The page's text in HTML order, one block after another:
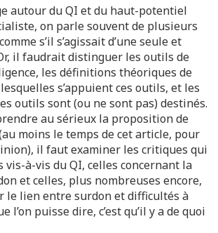
autour du QI et du haut-potentiel
on parle souvent de plusieurs
s’il s’agissait d’une seule et
il faudrait distinguer les outils de
les définitions théoriques de
s’appuient ces outils, et les
outils sont (ou ne sont pas) destinés.
au sérieux la proposition de
moins le temps de cet article, pour
il faut examiner les critiques qui
à-vis du QI, celles concernant la
et celles, plus nombreuses encore,
le lien entre surdon et difficultés à
l’on puisse dire, c’est qu’il y a de quoi